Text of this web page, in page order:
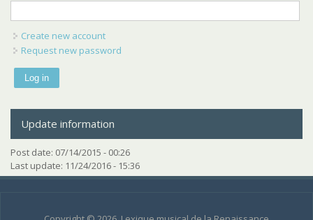
Create new account
Request new password
Update information
Post date: 07/14/2015 - 00:26
Last update: 11/24/2016 - 15:36